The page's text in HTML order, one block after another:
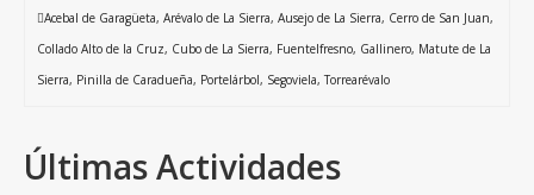
Acebal de Garagüeta, Arévalo de La Sierra, Ausejo de La Sierra, Cerro de San Juan,
Collado Alto de la Cruz, Cubo de La Sierra, Fuentelfresno, Gallinero, Matute de La
Sierra, Pinilla de Caradueña, Portelárbol, Segoviela,Torrearévalo
Últimas Actividades